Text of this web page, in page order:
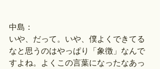
中島：
いや、だって。いや、僕よくできてる
なと思うのはやっぱり「象徴」なんで
すよね。よくこの言葉になったなあっ